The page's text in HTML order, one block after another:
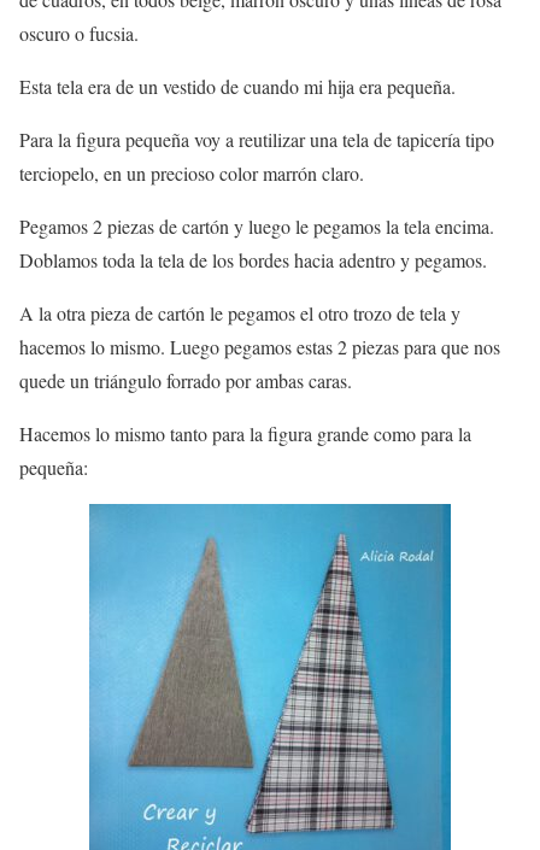
oscuro o fucsia.
Esta tela era de un vestido de cuando mi hija era pequeña.
Para la figura pequeña voy a reutilizar una tela de tapicería tipo
terciopelo, en un precioso color marrón claro.
Pegamos 2 piezas de cartón y luego le pegamos la tela encima.
Doblamos toda la tela de los bordes hacia adentro y pegamos.
A la otra pieza de cartón le pegamos el otro trozo de tela y
hacemos lo mismo. Luego pegamos estas 2 piezas para que nos
quede un triángulo forrado por ambas caras.
Hacemos lo mismo tanto para la figura grande como para la
pequeña: